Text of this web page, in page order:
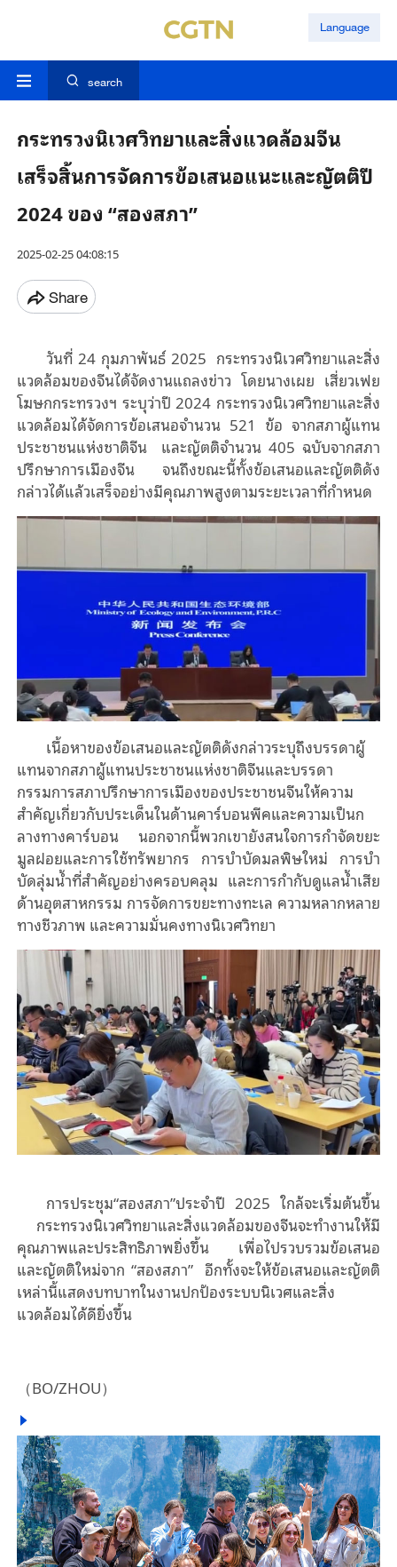
Language
search
กระทรวงนิเวศวิทยาและสิ่งแวดล้อมจีน
เสร็จสิ้นการจัดการข้อเสนอแนะและญัตติปี
2024 ของ “สองสภา”
2025-02-25 04:08:15
Share
วันที่ 24 กุมภาพันธ์ 2025 กระทรวงนิเวศวิทยาและสิ่ง
แวดล้อมของจีนได้จัดงานแถลงข่าว โดยนางเผย เสี่ยวเฟย
โฆษกกระทรวงฯ ระบุว่าปี 2024 กระทรวงนิเวศวิทยาและสิ่ง
แวดล้อมได้จัดการข้อเสนอจำนวน 521 ข้อ จากสภาผู้แทน
ประชาชนแห่งชาติจีน และญัตติจำนวน 405 ฉบับจากสภา
ปรึกษาการเมืองจีน จนถึงขณะนี้ทั้งข้อเสนอและญัตติดัง
กล่าวได้แล้วเสร็จอย่างมีคุณภาพสูงตามระยะเวลาที่กําหนด
เนื้อหาของข้อเสนอและญัตติดังกล่าวระบุถึงบรรดาผู้
แทนจากสภาผู้แทนประชาชนแห่งชาติจีนและบรรดา
กรรมการสภาปรึกษาการเมืองของประชาชนจีนให้ความ
สำคัญเกี่ยวกับประเด็นในด้านคาร์บอนพีคและความเป็นก
ลางทางคาร์บอน นอกจากนี้พวกเขายังสนใจการกําจัดขยะ
มูลฝอยและการใช้ทรัพยากร การบําบัดมลพิษใหม่ การบํา
บัดลุ่มน้ำที่สําคัญอย่างครอบคลุม และการกํากับดูแลน้ำเสีย
ด้านอุตสาหกรรม การจัดการขยะทางทะเล ความหลากหลาย
ทางชีวภาพ และความมั่นคงทางนิเวศวิทยา
การประชุม“สองสภา”ประจำปี 2025 ใกล้จะเริ่มต้นขึ้น
กระทรวงนิเวศวิทยาและสิ่งแวดล้อมของจีนจะทำงานให้มี
คุณภาพและประสิทธิภาพยิ่งขึ้น เพื่อไปรวบรวมข้อเสนอ
และญัตติใหม่จาก “สองสภา” อีกทั้งจะให้ข้อเสนอและญัตติ
เหล่านี้แสดงบทบาทในงานปกป้องระบบนิเวศและสิ่ง
แวดล้อมได้ดียิ่งขึ้น
（BO/ZHOU）